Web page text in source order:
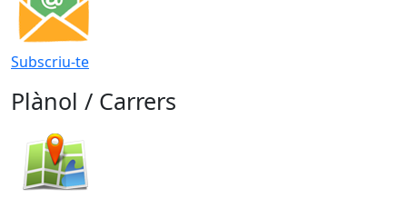
Subscriu-te
Plànol / Carrers